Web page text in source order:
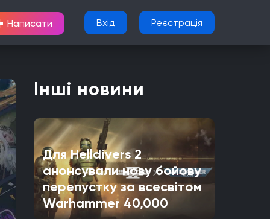
Написати Вхід Реєстрація
Інші новини
Для Helldivers 2
анонсували нову бойову
перепустку за всесвітом
Warhammer 40,000